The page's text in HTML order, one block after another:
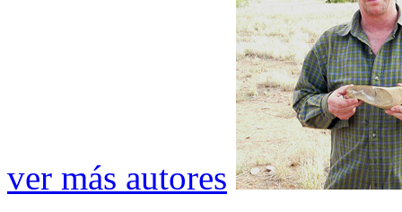
ver más autores